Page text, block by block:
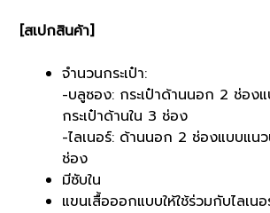
[สเปกสินค้า]
จำนวนกระเป๋า:
-บลูซอง: กระเป๋าด้านนอก 2 ช่อง
กระเป๋าด้านใน 3 ช่อง
-ไลเนอร์: ด้านนอก 2 ช่องแบบแน
ช่อง
มีซับใน
แขนเสื้อออกแบบให้ใช้ร่วมกับไลเนอ